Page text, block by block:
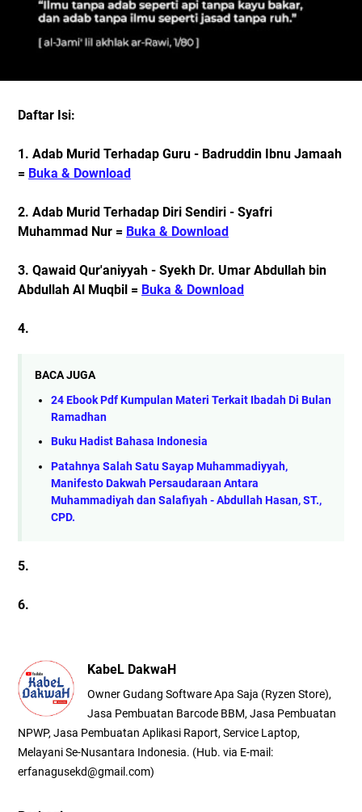
Daftar Isi:
1. Adab Murid Terhadap Guru - Badruddin Ibnu Jamaah
= Buka & Download
2. Adab Murid Terhadap Diri Sendiri - Syafri
Muhammad Nur = Buka & Download
3. Qawaid Qur'aniyyah - Syekh Dr. Umar Abdullah bin
Abdullah Al Muqbil = Buka & Download
4.
BACA JUGA
24 Ebook Pdf Kumpulan Materi Terkait Ibadah Di Bulan
Ramadhan
Buku Hadist Bahasa Indonesia
Patahnya Salah Satu Sayap Muhammadiyyah,
Manifesto Dakwah Persaudaraan Antara
Muhammadiyah dan Salafiyah - Abdullah Hasan, ST.,
CPD.
5.
6.
KabeL DakwaH
Owner Gudang Software Apa Saja (Ryzen Store),
Jasa Pembuatan Barcode BBM, Jasa Pembuatan
NPWP, Jasa Pembuatan Aplikasi Raport, Service Laptop,
Melayani Se-Nusantara Indonesia. (Hub. via E-mail:
erfanagusekd@gmail.com)